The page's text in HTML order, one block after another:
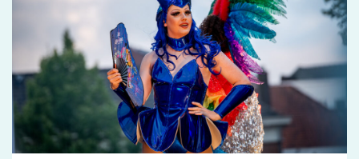
maatschappelijke vraagstukken.